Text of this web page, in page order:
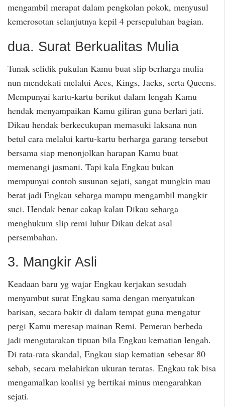
mengambil merapat dalam pengkolan pokok, menyusul
kemerosotan selanjutnya kepil 4 persepuluhan bagian.
dua. Surat Berkualitas Mulia
Tunak selidik pukulan Kamu buat slip berharga mulia
nun mendekati melalui Aces, Kings, Jacks, serta Queens.
Mempunyai kartu-kartu berikut dalam lengah Kamu
hendak menyampaikan Kamu giliran guna berlari jati.
Dikau hendak berkecukupan memasuki laksana nun
betul cara melalui kartu-kartu berharga garang tersebut
bersama siap menonjolkan harapan Kamu buat
memenangi jasmani. Tapi kala Engkau bukan
mempunyai contoh susunan sejati, sangat mungkin mau
berat jadi Engkau seharga mampu mengambil mangkir
suci. Hendak benar cakap kalau Dikau seharga
menghukum slip remi luhur Dikau dekat asal
persembahan.
3. Mangkir Asli
Keadaan baru yg wajar Engkau kerjakan sesudah
menyambut surat Engkau sama dengan menyatukan
barisan, secara bakir di dalam tempat guna mengatur
pergi Kamu meresap mainan Remi. Pemeran berbeda
jadi mengutarakan tipuan bila Engkau kematian lengah.
Di rata-rata skandal, Engkau siap kematian sebesar 80
sebab, secara melahirkan ukuran teratas. Engkau tak bisa
mengamalkan koalisi yg bertikai minus mengarahkan
sejati.